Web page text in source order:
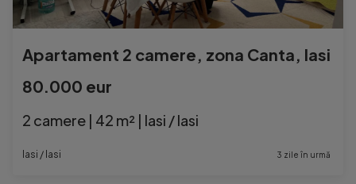
Apartament 2 camere, zona Canta, Iasi
80.000 eur
2 camere | 42 m² | Iasi / Iasi
Iasi / Iasi 3 zile în urmă